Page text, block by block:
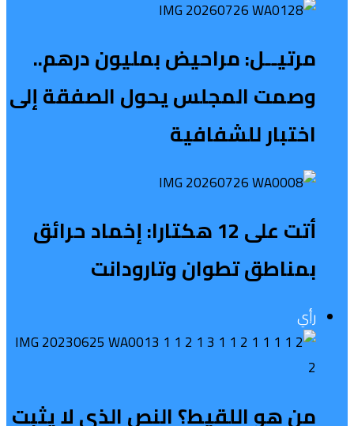
مرتيــل: مراحيض بمليون درهم..
وصمت المجلس يحول الصفقة إلى
اختبار للشفافية
أتت على 12 هكتارا: إخماد حرائق
بمناطق تطوان وتارودانت
رأي
من هو اللقيط؟ النص الذي لا يثبت